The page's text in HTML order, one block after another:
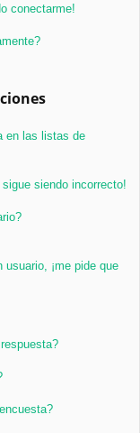
conectarme!
en las listas de
siendo incorrecto!
¡me pide que